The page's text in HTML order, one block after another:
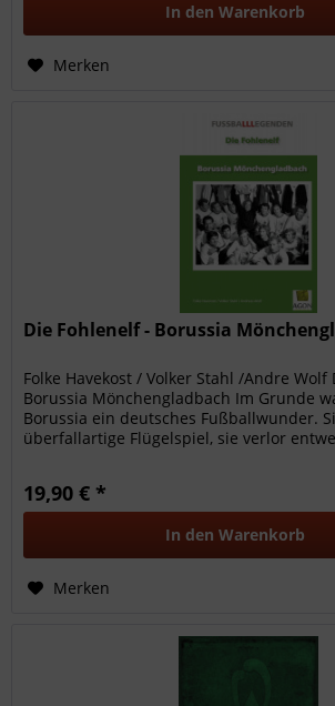
In den Warenkorb
Merken
Die Fohlenelf - Borussia
Folke Havekost / Volker Stahl /Andre Wolf
Borussia Mönchengladbach Im Grunde
Borussia ein deutsches Fußballwunder.
überfallartige Flügelspiel, sie verlor
19,90 € *
In den Warenkorb
Merken